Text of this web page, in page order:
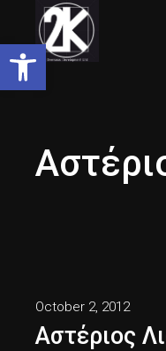
Open toolbar
October 2, 2012
Αστέριος